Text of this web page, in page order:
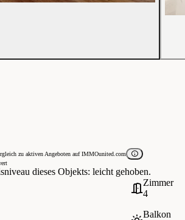
zu aktiven Angeboten auf IMMOunited.com
dieses Objekts: leicht gehoben.
Zimmer
4
Balkon